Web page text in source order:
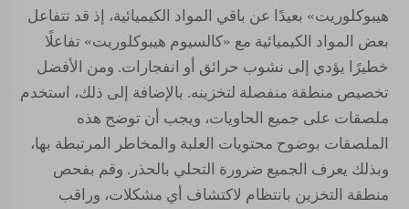
هيبوكلوريت» بعيدًا عن باقي المواد الكيميائية، إذ قد تتفاعل
بعض المواد الكيميائية مع «كالسيوم هيبوكلوريت» تفاعلًا
خطيرًا يؤدي إلى نشوب حرائق أو انفجارات. ومن الأفضل
تخصيص منطقة منفصلة لتخزينه. بالإضافة إلى ذلك، استخدم
ملصقات على جميع الحاويات، ويجب أن توضح هذه
الملصقات بوضوح محتويات العلبة والمخاطر المرتبطة بها،
وبذلك يعرف الجميع ضرورة التحلي بالحذر. وقم بفحص
منطقة التخزين بانتظام لاكتشاف أي مشكلات، وراقب